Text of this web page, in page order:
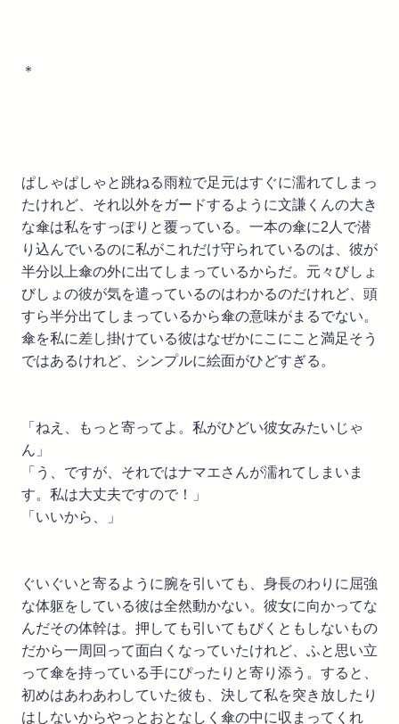
＊
ぱしゃぱしゃと跳ねる雨粒で足元はすぐに濡れてしまっ
たけれど、それ以外をガードするように文謙くんの大き
な傘は私をすっぽりと覆っている。一本の傘に2人で潜
り込んでいるのに私がこれだけ守られているのは、彼が
半分以上傘の外に出てしまっているからだ。元々びしょ
びしょの彼が気を遣っているのはわかるのだけれど、頭
すら半分出てしまっているから傘の意味がまるでない。
傘を私に差し掛けている彼はなぜかにこにこと満足そう
ではあるけれど、シンプルに絵面がひどすぎる。
「ねえ、もっと寄ってよ。私がひどい彼女みたいじゃ
ん」
「う、ですが、それではナマエさんが濡れてしまいま
す。私は大丈夫ですので！」
「いいから、」
ぐいぐいと寄るように腕を引いても、身長のわりに屈強
な体躯をしている彼は全然動かない。彼女に向かってな
んだその体幹は。押しても引いてもびくともしないもの
だから一周回って面白くなっていたけれど、ふと思い立
って傘を持っている手にぴったりと寄り添う。すると、
初めはあわあわしていた彼も、決して私を突き放したり
はしないからやっとおとなしく傘の中に収まってくれ